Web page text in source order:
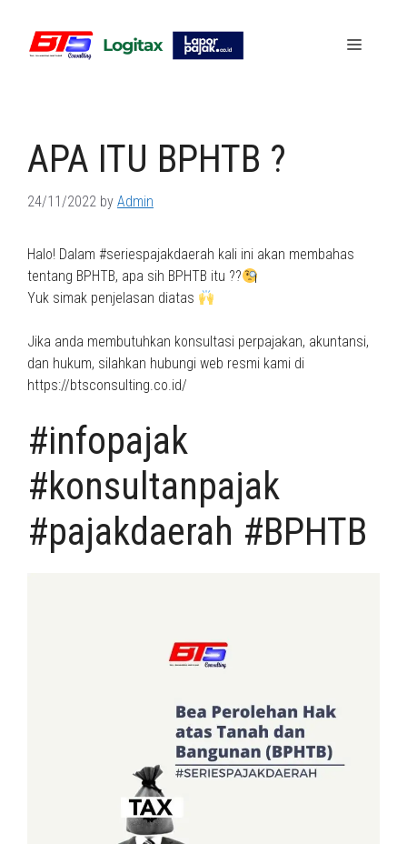
content
Menu
APA ITU BPHTB ?
24/11/2022 by Admin
Halo! Dalam #seriespajakdaerah kali ini akan membahas
tentang BPHTB, apa sih BPHTB itu ??
Yuk simak penjelasan diatas
Jika anda membutuhkan konsultasi perpajakan, akuntansi,
dan hukum, silahkan hubungi web resmi kami di
https://btsconsulting.co.id/
#infopajak
#konsultanpajak
#pajakdaerah #BPHTB